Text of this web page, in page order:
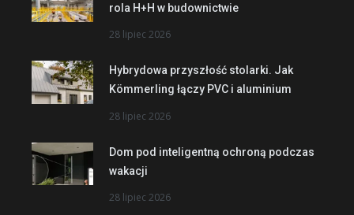
rola H+H w budownictwie
28 lipiec 2026
Hybrydowa przyszłość stolarki. Jak
Kömmerling łączy PVC i aluminium
28 lipiec 2026
Dom pod inteligentną ochroną podczas
wakacji
28 lipiec 2026